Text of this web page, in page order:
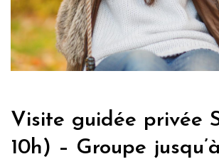
Visite guidée privée
10h) – Groupe